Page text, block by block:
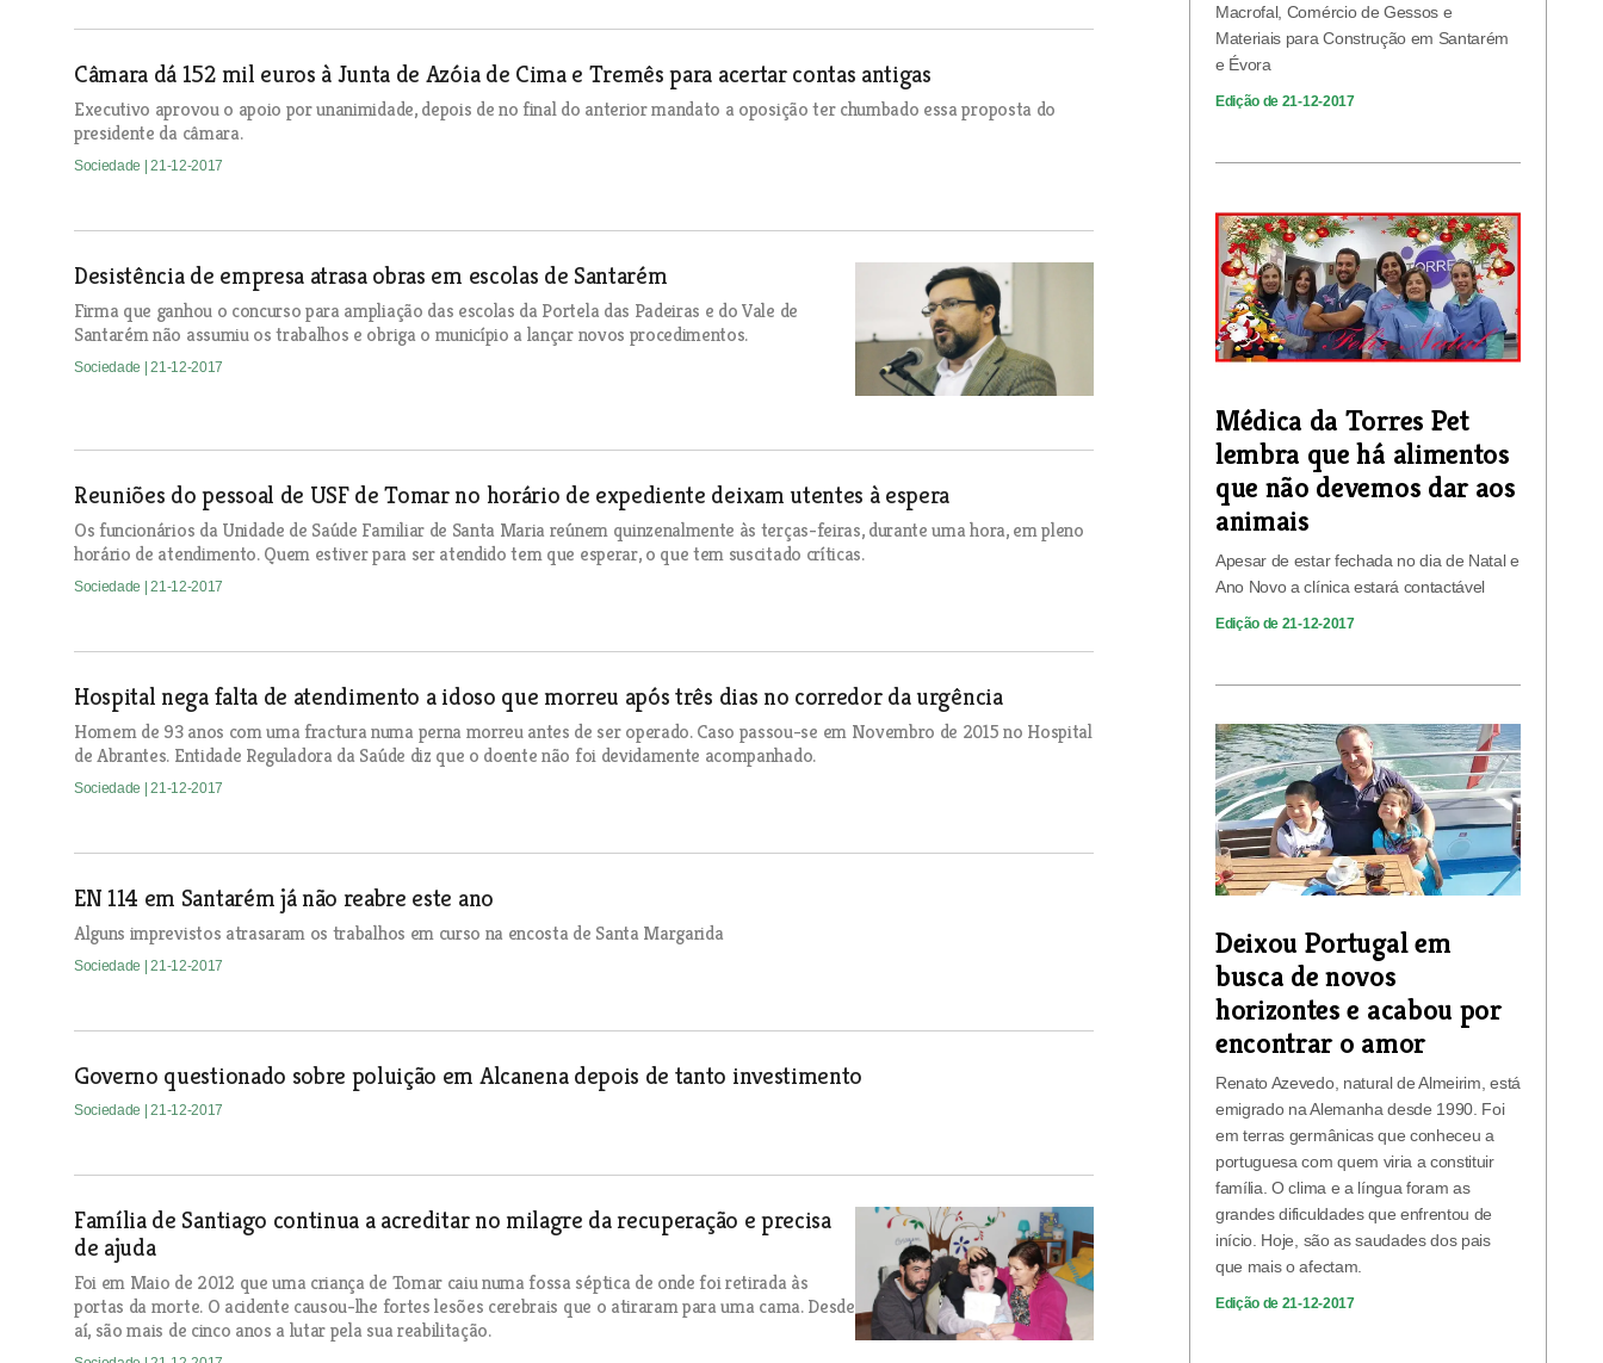
Câmara dá 152 mil euros à Junta de Azóia de Cima e Tremês para acertar contas antigas
Executivo aprovou o apoio por unanimidade, depois de no final do anterior mandato a oposição ter chumbado essa proposta do
presidente da câmara.
Sociedade | 21-12-2017
Desistência de empresa atrasa obras em escolas de Santarém
Firma que ganhou o concurso para ampliação das escolas da Portela das Padeiras e do Vale de
Santarém não assumiu os trabalhos e obriga o município a lançar novos procedimentos.
Sociedade | 21-12-2017
Reuniões do pessoal de USF de Tomar no horário de expediente deixam utentes à espera
Os funcionários da Unidade de Saúde Familiar de Santa Maria reúnem quinzenalmente às terças-feiras, durante uma hora, em pleno
horário de atendimento. Quem estiver para ser atendido tem que esperar, o que tem suscitado críticas.
Sociedade | 21-12-2017
Hospital nega falta de atendimento a idoso que morreu após três dias no corredor da urgência
Homem de 93 anos com uma fractura numa perna morreu antes de ser operado. Caso passou-se em Novembro de 2015 no Hospital
de Abrantes. Entidade Reguladora da Saúde diz que o doente não foi devidamente acompanhado.
Sociedade | 21-12-2017
EN 114 em Santarém já não reabre este ano
Alguns imprevistos atrasaram os trabalhos em curso na encosta de Santa Margarida
Sociedade | 21-12-2017
Governo questionado sobre poluição em Alcanena depois de tanto investimento
Sociedade | 21-12-2017
Família de Santiago continua a acreditar no milagre da recuperação e precisa
de ajuda
Foi em Maio de 2012 que uma criança de Tomar caiu numa fossa séptica de onde foi retirada às
portas da morte. O acidente causou-lhe fortes lesões cerebrais que o atiraram para uma cama. Desde
aí, são mais de cinco anos a lutar pela sua reabilitação.
Macrofal, Comércio de Gessos e
Materiais para Construção em Santarém
e Évora
Edição de 21-12-2017
Médica da Torres Pet
lembra que há alimentos
que não devemos dar aos
animais
Apesar de estar fechada no dia de Natal e
Ano Novo a clínica estará contactável
Edição de 21-12-2017
Deixou Portugal em
busca de novos
horizontes e acabou por
encontrar o amor
Renato Azevedo, natural de Almeirim, está
emigrado na Alemanha desde 1990. Foi
em terras germânicas que conheceu a
portuguesa com quem viria a constituir
família. O clima e a língua foram as
grandes dificuldades que enfrentou de
início. Hoje, são as saudades dos pais
que mais o afectam.
Edição de 21-12-2017